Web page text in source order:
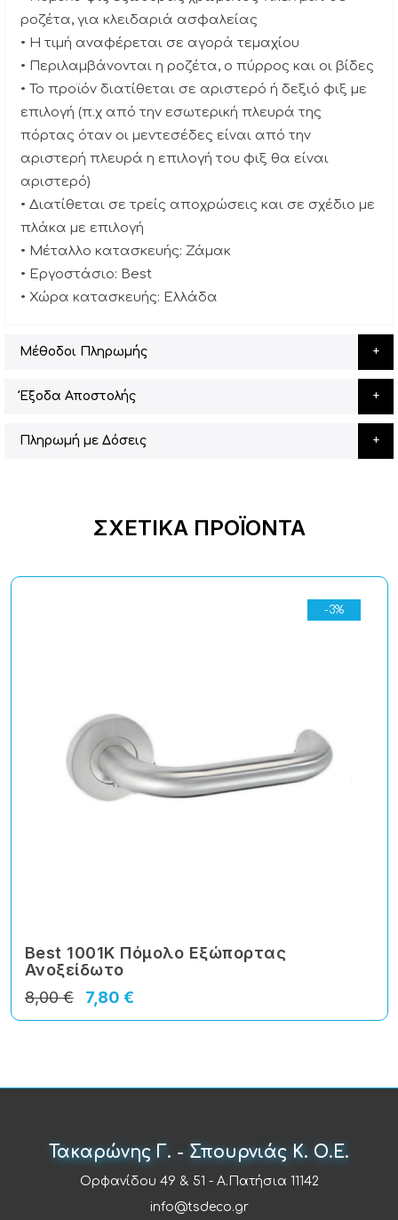
ροζέτα, για κλειδαριά ασφαλείας
• Η τιμή αναφέρεται σε αγορά τεμαχίου
• Περιλαμβάνονται η ροζέτα, ο πύρρος και οι βίδες
• Το προϊόν διατίθεται σε αριστερό ή δεξιό φιξ με
επιλογή (π.χ από την εσωτερική πλευρά της
πόρτας όταν οι μεντεσέδες είναι από την
αριστερή πλευρά η επιλογή του φιξ θα είναι
αριστερό)
• Διατίθεται σε τρείς αποχρώσεις και σε σχέδιο με
πλάκα με επιλογή
• Μέταλλο κατασκευής: Ζάμακ
• Εργοστάσιο: Best
• Χώρα κατασκευής: Ελλάδα
Μέθοδοι Πληρωμής
Έξοδα Αποστολής
Πληρωμή με Δόσεις
ΣΧΕΤΙΚΆ ΠΡΟΪΌΝΤΑ
-3%
Best 1001Κ Πόμολο Εξώπορτας
Ανοξείδωτο
7,80 €
8,00 €
Τακαρώνης Γ. - Σπουρνιάς Κ. Ο.Ε.
Ορφανίδου 49 & 51 - Α.Πατήσια 11142
info@tsdeco.gr